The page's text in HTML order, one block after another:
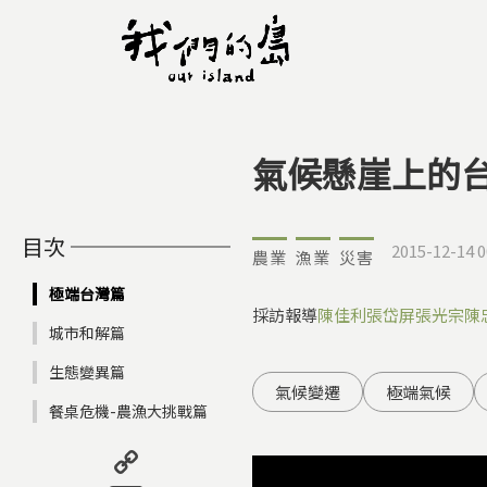
您在這裡
氣候懸崖上的
目次
極端台灣篇
城市和解篇
生態變異篇
餐桌危機-農漁大挑戰篇
農業 漁業 災害 2015-12-14
採訪報導陳佳利張岱屏張光宗陳
氣候變遷 極端氣候